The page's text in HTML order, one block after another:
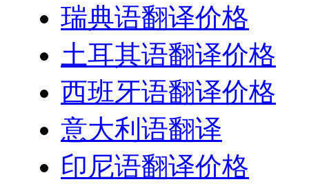
瑞典语翻译价格
土耳其语翻译价格
西班牙语翻译价格
意大利语翻译
印尼语翻译价格